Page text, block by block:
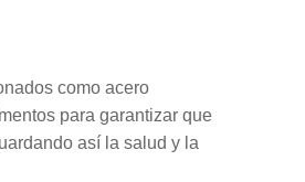
como acero
para garantizar que
así la salud y la